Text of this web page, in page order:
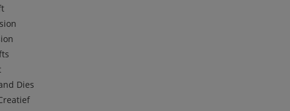
Dies